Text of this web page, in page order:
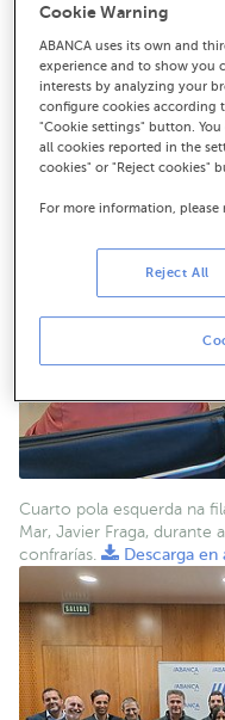
reclaman máis apoio
para fomentar o
Cuarto pola esquerda na
Mar, Javier Fraga, durante
confrarías.
Descarga
Cookie Warning
ABANCA uses its own and
experience and to show you
interests by analyzing your
configure cookies according
"Cookie settings" button.
all cookies reported in the
cookies" or "Reject cookies"
For more information, please
Reject All